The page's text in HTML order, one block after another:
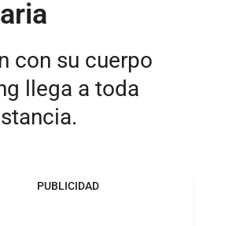
con su cuerpo
llega a toda
PUBLICIDAD